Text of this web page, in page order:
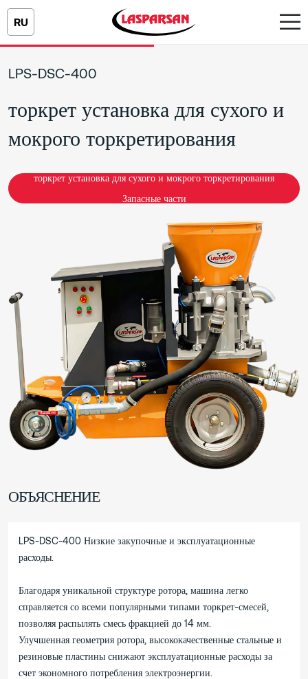
RU
LPS-DSC-400
торкрет установка для сухого и
мокрого торкретирования
торкрет установка для сухого и мокрого торкретирования
Запасные части
ОБЪЯСНЕНИЕ
LPS-DSC-400 Низкие закупочные и эксплуатационные
расходы.
Благодаря уникальной структуре ротора, машина легко
справляется со всеми популярными типами торкрет-смесей,
позволяя распылять смесь фракцией до 14 мм.
Улучшенная геометрия ротора, высококачественные стальные и
резиновые пластины снижают эксплуатационные расходы за
счет экономного потребления электроэнергии.